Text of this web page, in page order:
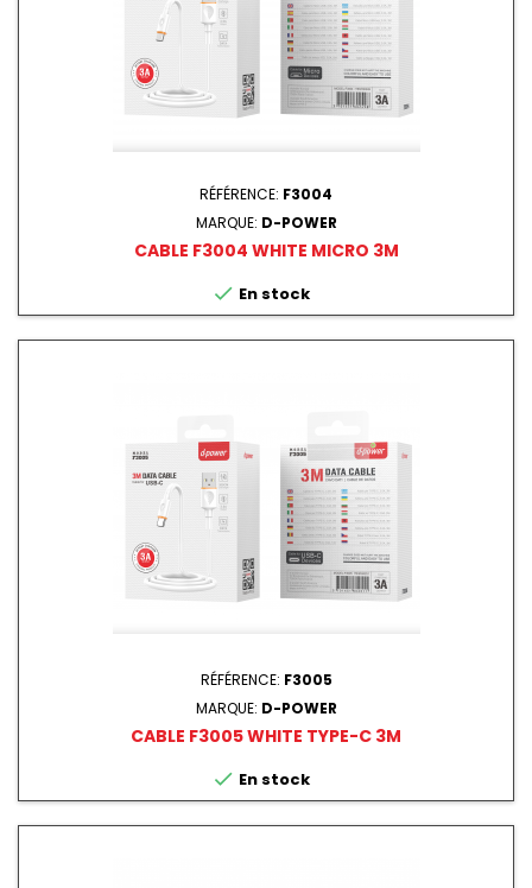
RÉFÉRENCE: F3004
MARQUE: D-POWER
CABLE F3004 WHITE MICRO 3M
 En stock
RÉFÉRENCE: F3005
MARQUE: D-POWER
CABLE F3005 WHITE TYPE-C 3M
 En stock